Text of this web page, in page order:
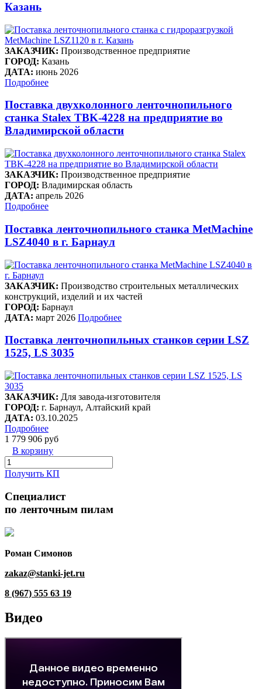
Казань
ЗАКАЗЧИК: Производственное предприятие
ГОРОД: Казань
ДАТА: июнь 2026
Подробнее
Поставка двухколонного ленточнопильного
станка Stalex TBK-4228 на предприятие во
Владимирской области
ЗАКАЗЧИК: Производственное предприятие
ГОРОД: Владимирская область
ДАТА: апрель 2026
Подробнее
Поставка ленточнопильного станка MetMachine
LSZ4040 в г. Барнаул
ЗАКАЗЧИК: Производство строительных металлических
конструкций, изделий и их частей
ГОРОД: Барнаул
ДАТА: март 2026 Подробнее
Поставка ленточнопильных станков серии LSZ
1525, LS 3035
ЗАКАЗЧИК: Для завода-изготовителя
ГОРОД: г. Барнаул, Алтайский край
ДАТА: 03.10.2025
Подробнее
1 779 906 руб
В корзину
Получить КП
Специалист
по ленточным пилам
Роман Симонов
zakaz@stanki-jet.ru
8 (967) 555 63 19
Видео